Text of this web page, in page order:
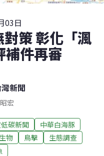
03日
策 彰化「渢
補件再審
灣新聞
宏
碳新聞
中華白海豚
物 鳥擊
生態調查